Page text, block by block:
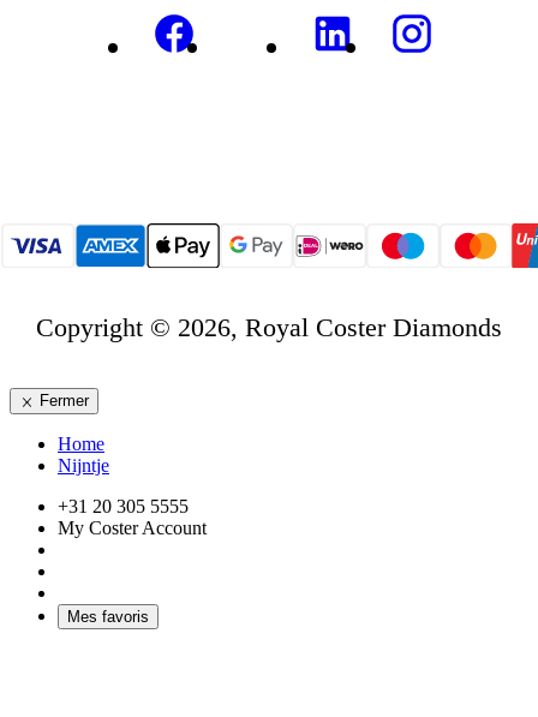
Copyright © 2026, Royal Coster Diamonds
Fermer
Home
Nijntje
+31 20 305 5555
My Coster Account
Mes favoris